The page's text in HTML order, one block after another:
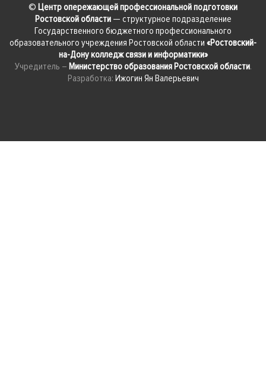
© Центр опережающей профессиональной подготовки
Ростовской области— структурное подразделение
Государственного бюджетного профессионального
образовательного учреждения Ростовской области «Ростовский-
на-Дону колледж связи и информатики»
Учредитель – Министерство образования Ростовской области.
Разработка: Ижогин Ян Валерьевич